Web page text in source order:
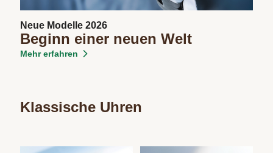
Neue Modelle 2026
Beginn einer neuen Welt
Mehr erfahren
Klassische Uhren